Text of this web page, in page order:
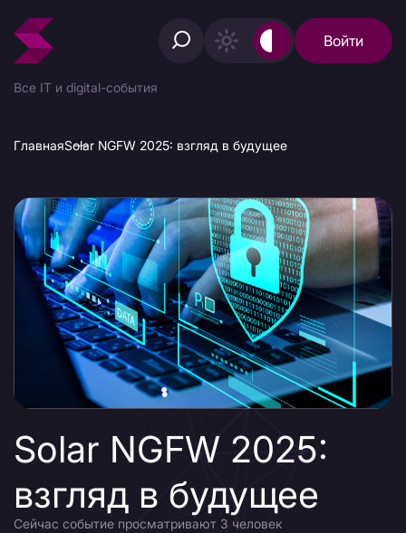
Войти
Все IT и digital-события
ГлавнаяSolar NGFW 2025: взгляд в будущее
Solar NGFW 2025:
взгляд в будущее
Сейчас событие просматривают 3 человек